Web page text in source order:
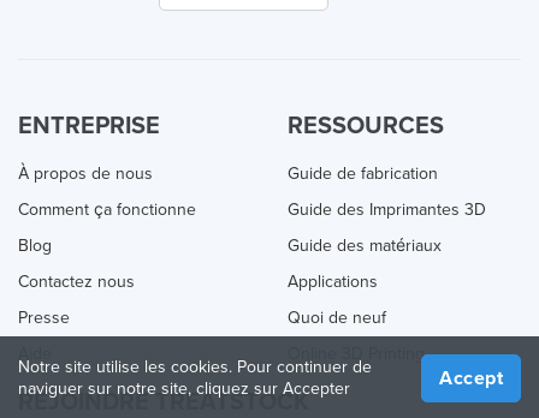
ENTREPRISE
À propos de nous
Comment ça fonctionne
Blog
Contactez nous
Presse
RESSOURCES
Guide de fabrication
Guide des Imprimantes 3D
Guide des matériaux
Applications
Quoi de neuf
Online 3D Printing
REJOINDRE TREATSTOCK
Notre site utilise les cookies. Pour continuer de
naviguer sur notre site, cliquez sur Accepter
Accept